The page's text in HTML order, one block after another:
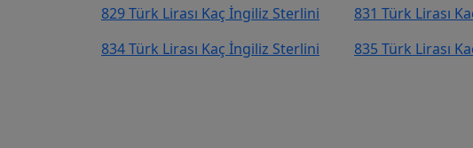
829 Türk Lirası Kaç İngiliz Sterlini
831 Türk Lirası
834 Türk Lirası Kaç İngiliz Sterlini
835 Türk Lirası